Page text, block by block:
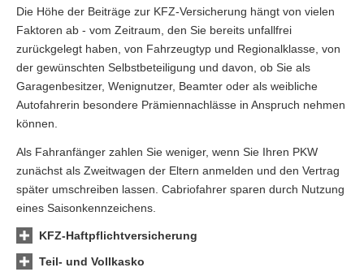
Die Höhe der Beiträge zur KFZ-Versicherung hängt von vielen
Faktoren ab - vom Zeitraum, den Sie bereits unfallfrei
zurückgelegt haben, von Fahrzeugtyp und Regionalklasse, von
der gewünschten Selbstbeteiligung und davon, ob Sie als
Garagenbesitzer, Wenignutzer, Beamter oder als weib­liche
Autofahrerin besondere Prämiennachlässe in Anspruch nehmen
können.
Als Fahranfänger zahlen Sie weniger, wenn Sie Ihren PKW
zunächst als Zweitwagen der Eltern anmelden und den Vertrag
später umschreiben lassen. Cabriofahrer sparen durch Nutzung
eines Saisonkennzeichens.
KFZ-Haft­pflichtversicherung
Teil- und Vollkasko